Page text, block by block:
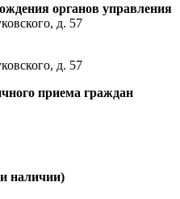
органов управления
д. 57
д. 57
приема граждан
наличии)